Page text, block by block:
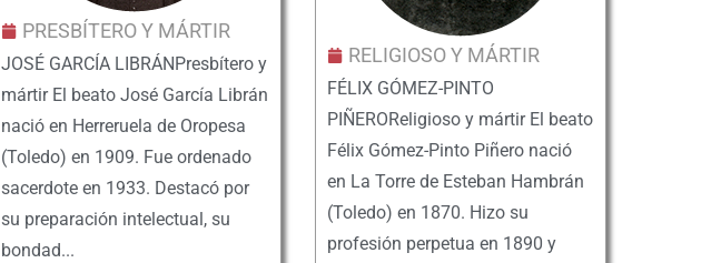
PRESBÍTERO Y MÁRTIR
JOSÉ GARCÍA LIBRÁNPresbítero y
mártir El beato José García Librán
nació en Herreruela de Oropesa
(Toledo) en 1909. Fue ordenado
sacerdote en 1933. Destacó por
su preparación intelectual, su
bondad...
RELIGIOSO Y MÁRTIR
FÉLIX GÓMEZ-PINTO
PIÑEROReligioso y mártir El beato
Félix Gómez-Pinto Piñero nació
en La Torre de Esteban Hambrán
(Toledo) en 1870. Hizo su
profesión perpetua en 1890 y